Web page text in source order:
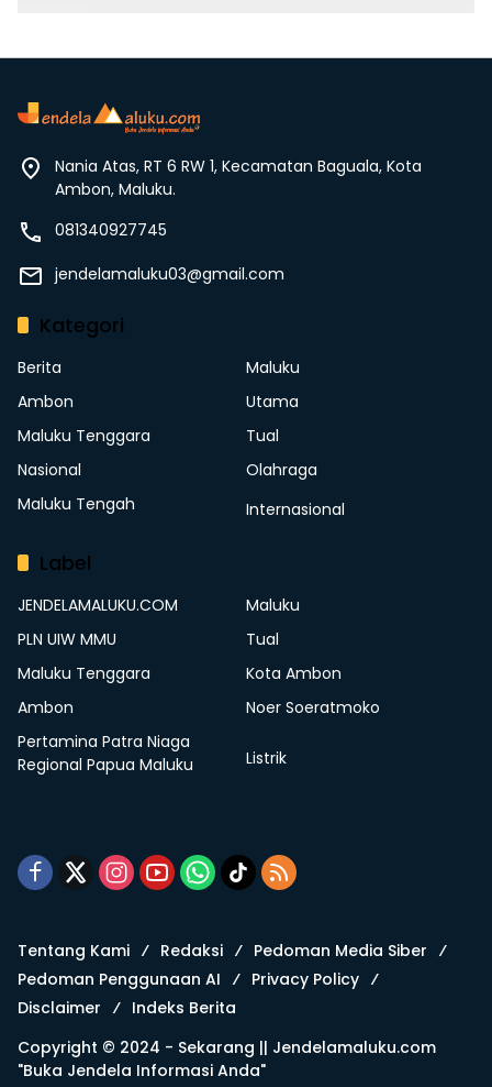
Nania Atas, RT 6 RW 1, Kecamatan Baguala, Kota
Ambon, Maluku.
081340927745
jendelamaluku03@gmail.com
Kategori
Berita
Maluku
Ambon
Utama
Maluku Tenggara
Tual
Nasional
Olahraga
Maluku Tengah
Internasional
Label
JENDELAMALUKU.COM
Maluku
PLN UIW MMU
Tual
Maluku Tenggara
Kota Ambon
Ambon
Noer Soeratmoko
Pertamina Patra Niaga
Regional Papua Maluku
Listrik
Tentang Kami Redaksi
Pedoman Media Siber
Pedoman Penggunaan AI
Privacy Policy
Disclaimer
Indeks Berita
Copyright © 2024 - Sekarang || Jendelamaluku.com
"Buka Jendela Informasi Anda"